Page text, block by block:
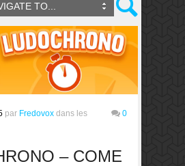
TO...
par Fredovox dans les
0
– COME